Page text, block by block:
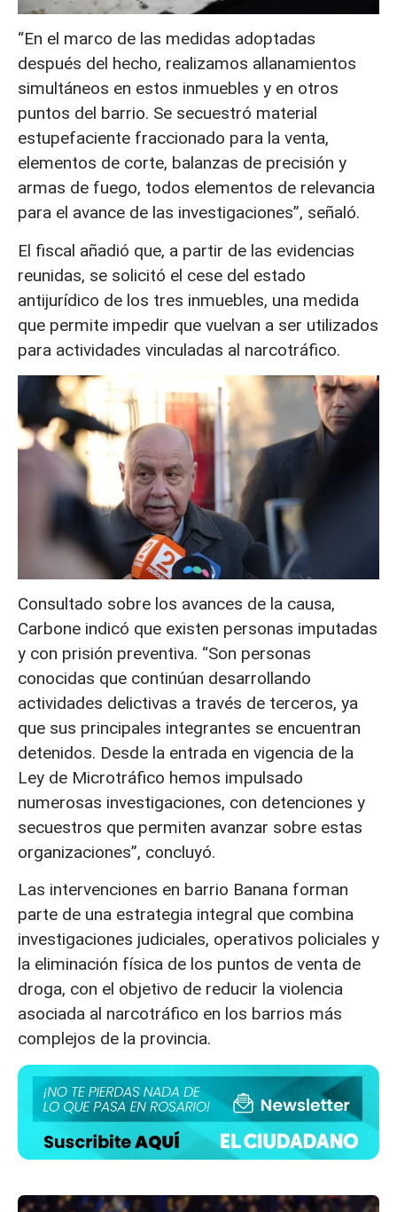
“En el marco de las medidas adoptadas
después del hecho, realizamos allanamientos
simultáneos en estos inmuebles y en otros
puntos del barrio. Se secuestró material
estupefaciente fraccionado para la venta,
elementos de corte, balanzas de precisión y
armas de fuego, todos elementos de relevancia
para el avance de las investigaciones”, señaló.
El fiscal añadió que, a partir de las evidencias
reunidas, se solicitó el cese del estado
antijurídico de los tres inmuebles, una medida
que permite impedir que vuelvan a ser utilizados
para actividades vinculadas al narcotráfico.
Consultado sobre los avances de la causa,
Carbone indicó que existen personas imputadas
y con prisión preventiva. “Son personas
conocidas que continúan desarrollando
actividades delictivas a través de terceros, ya
que sus principales integrantes se encuentran
detenidos. Desde la entrada en vigencia de la
Ley de Microtráfico hemos impulsado
numerosas investigaciones, con detenciones y
secuestros que permiten avanzar sobre estas
organizaciones”, concluyó.
Las intervenciones en barrio Banana forman
parte de una estrategia integral que combina
investigaciones judiciales, operativos policiales y
la eliminación física de los puntos de venta de
droga, con el objetivo de reducir la violencia
asociada al narcotráfico en los barrios más
complejos de la provincia.